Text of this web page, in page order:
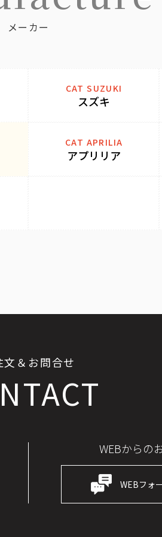
メーカー
CAT SUZUKI
スズキ
CAT APRILIA
アプリリア
文＆お問合せ
WEBからの
WEBフォ